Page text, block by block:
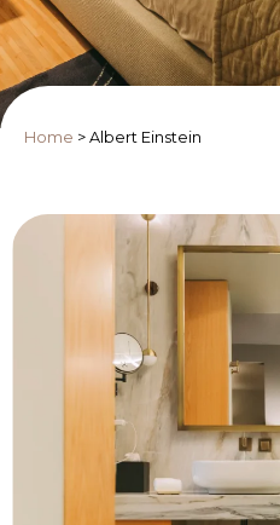
Home > Albert Einstein